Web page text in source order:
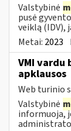
Valstybinė
pusė
veiklą (IDV),
Metai: 2023
VMI vardu
apklausos
Web turinio
Valstybinė
informuoja,